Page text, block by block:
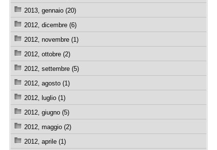
2013, gennaio (20)
2012, dicembre (6)
2012, novembre (1)
2012, ottobre (2)
2012, settembre (5)
2012, agosto (1)
2012, luglio (1)
2012, giugno (5)
2012, maggio (2)
2012, aprile (1)